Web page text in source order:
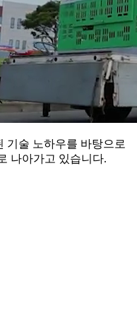
기술 노하우를 바탕으로
나아가고 있습니다.